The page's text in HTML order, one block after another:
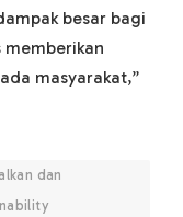
besar bagi
masyarakat,”
dan